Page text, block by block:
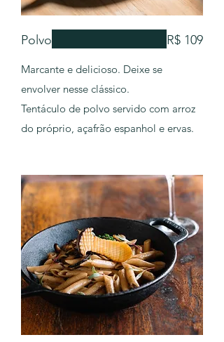
Polvo
Marcante e delicioso. Deixe se
envolver nesse clássico.
Tentáculo de polvo servido com arroz
do próprio, açafrão espanhol e ervas.
R$ 109